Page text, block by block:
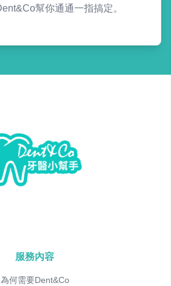
幫你通通一指搞定。
服務內容
為何需要Dent&Co